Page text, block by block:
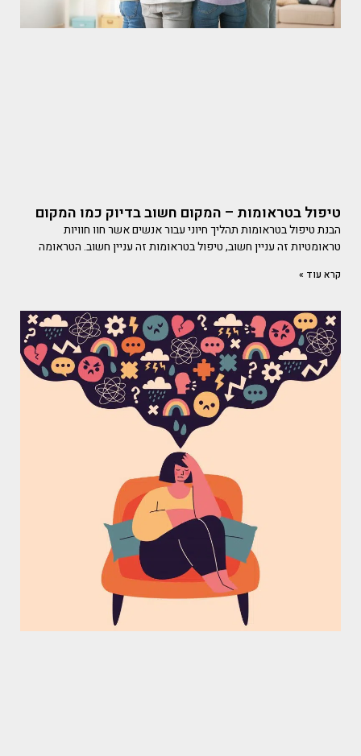
טיפול בטראומות – המקום חשוב בדיוק כמו המקום
הבנת טיפול בטראומות תהליך חיוני עבור אנשים אשר חוו חוויות
טראומטיות זה עניין חשוב, טיפול בטראומות זה עניין חשוב. הטראומה
קרא עוד »